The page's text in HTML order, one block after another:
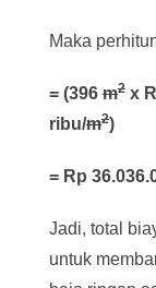
Maka
= (396 m2 x
ribu/m2)
= Rp
Jadi, total
untuk